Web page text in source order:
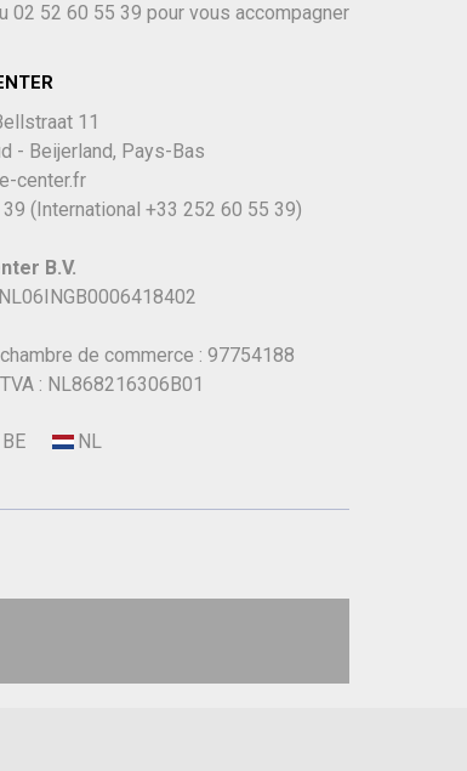
02 52 60 55 39 pour vous accompagner
11
- Beijerland, Pays-Bas
center.fr
(International +33 252 60 55 39)
B.V.
de commerce : 97754188
: NL868216306B01